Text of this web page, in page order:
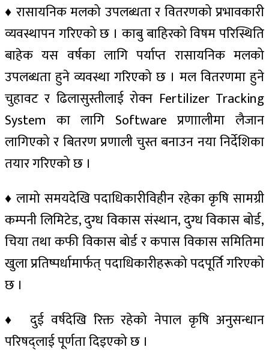
♦ रासायनिक मलको उपलब्धता र वितरणको प्रभावकारी
व्यवस्थापन गरिएको छ । काबु बाहिरको विषम परिस्थिति
बाहेक यस वर्षका लागि पर्याप्त रासायनिक मलको
उपलब्धता हुने व्यवस्था गरिएको छ । मल वितरणमा हुने
चुहावट र ढिलासुस्तीलाई रोक्न Fertilizer Tracking
System का लागि Software प्रणाालीमा लैजान
लागिएको र बितरण प्रणाली चुस्त बनाउन नया निर्देशिका
तयार गरिएको छ ।
♦ लामो समयदेखि पदाधिकारीविहीन रहेका कृषि सामग्री
कम्पनी लिमिटेड, दुग्ध विकास संस्थान, दुग्ध विकास बोर्ड,
चिया तथा कफी विकास बोर्ड र कपास विकास समितिमा
खुला प्रतिष्पर्धामार्फत् पदाधिकारीहरूको पदपूर्ति गरिएको
छ ।
♦ दुई वर्षदेखि रिक्त रहेको नेपाल कृषि अनुसन्धान
परिषद्लाई पूर्णता दिइएको छ ।